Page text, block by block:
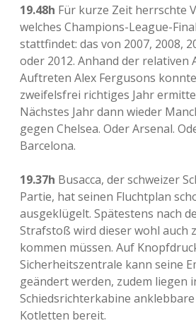
19.48h Für kurze Zeit herrschte
welches Champions-League-
stattfindet: das von 2007, 2008,
oder 2012. Anhand der relativen
Auftreten Alex Fergusons
zweifelsfrei richtiges Jahr
Nächstes Jahr dann wieder
gegen Chelsea. Oder Arsenal.
Barcelona.
19.37h Busacca, der schweizer
Partie, hat seinen Fluchtplan
ausgeklügelt. Spätestens nach
Strafstoß wird dieser wohl auch
kommen müssen. Auf
Sicherheitszentrale kann seine
geändert werden, zudem liegen
Schiedsrichterkabine
Kotletten bereit.